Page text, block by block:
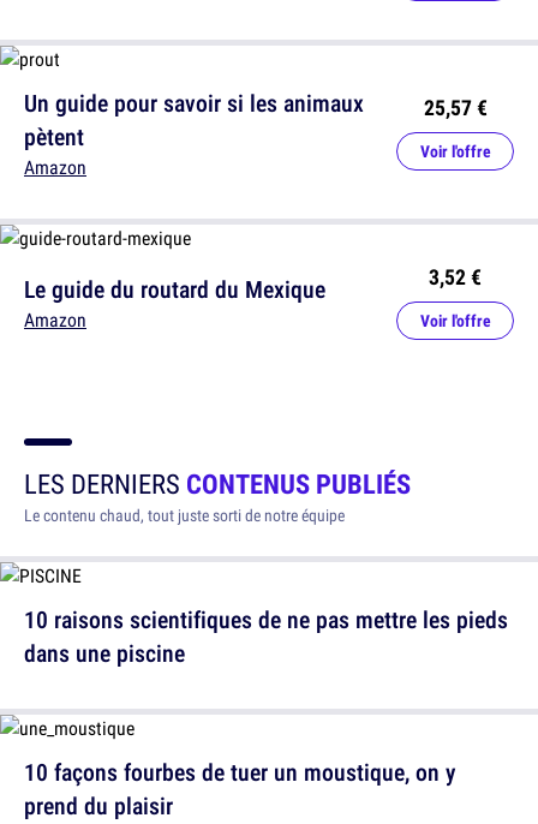
Un guide pour savoir si les animaux
pètent
Amazon
25,57 €
Voir l'offre
Le guide du routard du Mexique
Amazon
3,52 €
Voir l'offre
LES DERNIERS CONTENUS PUBLIÉS
Le contenu chaud, tout juste sorti de notre équipe
10 raisons scientifiques de ne pas mettre les pieds
dans une piscine
10 façons fourbes de tuer un moustique, on y
prend du plaisir